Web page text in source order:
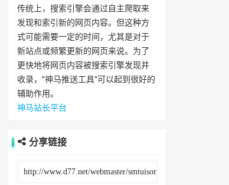
传统上，搜索引擎会通过自主爬取来
发现和索引新的网页内容。但这种方
式可能需要一定的时间，尤其是对于
新站点或频繁更新的网页来说。为了
更快地将网页内容被搜索引擎发现并
收录，"神马推送工具"可以起到很好的
辅助作用。
神马站长平台
分享链接